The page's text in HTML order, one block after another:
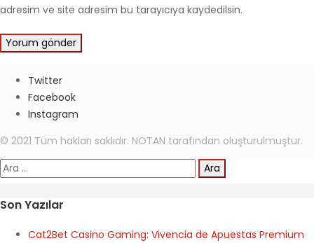
adresim ve site adresim bu tarayıcıya kaydedilsin.
Twitter
Facebook
Instagram
© 2021 Tüm hakları saklıdır. NOTAN tarafından oluşturulmuştur.
Arama:
Son Yazılar
Cat2Bet Casino Gaming: Vivencia de Apuestas Premium